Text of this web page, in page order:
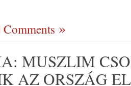
Comments
MUSZLIM
AZ ORSZÁG